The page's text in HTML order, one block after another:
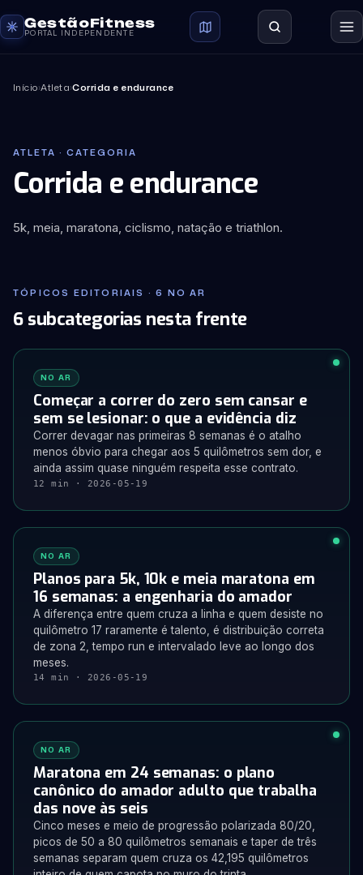
GestãoFitness
PORTAL INDEPENDENTE
Início›Atleta›Corrida e endurance
ATLETA · CATEGORIA
Corrida e endurance
5k, meia, maratona, ciclismo, natação e triathlon.
TÓPICOS EDITORIAIS · 6 NO AR
6 subcategorias nesta frente
NO AR
Começar a correr do zero sem cansar e
sem se lesionar: o que a evidência diz
Correr devagar nas primeiras 8 semanas é o atalho
menos óbvio para chegar aos 5 quilômetros sem dor, e
ainda assim quase ninguém respeita esse contrato.
12 min · 2026-05-19
NO AR
Planos para 5k, 10k e meia maratona em
16 semanas: a engenharia do amador
A diferença entre quem cruza a linha e quem desiste no
quilômetro 17 raramente é talento, é distribuição correta
de zona 2, tempo run e intervalado leve ao longo dos
meses.
14 min · 2026-05-19
NO AR
Maratona em 24 semanas: o plano
canônico do amador adulto que trabalha
das nove às seis
Cinco meses e meio de progressão polarizada 80/20,
picos de 50 a 80 quilômetros semanais e taper de três
semanas separam quem cruza os 42,195 quilômetros